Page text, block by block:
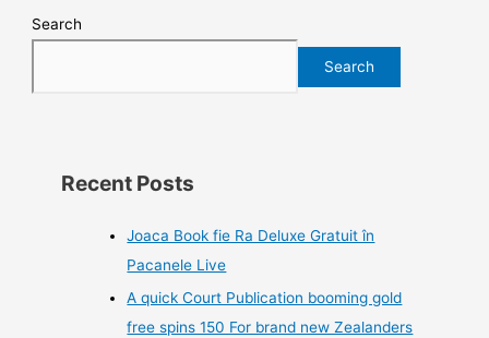
Search
Search
Recent Posts
Joaca Book fie Ra Deluxe Gratuit în
Pacanele Live
A quick Court Publication booming gold
free spins 150 For brand new Zealanders